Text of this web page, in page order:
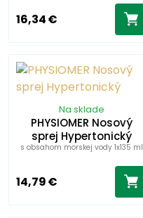
16,34 €
Na sklade
PHYSIOMER Nosový
sprej Hypertonický
s obsahom morskej vody 1x135 ml
14,79 €